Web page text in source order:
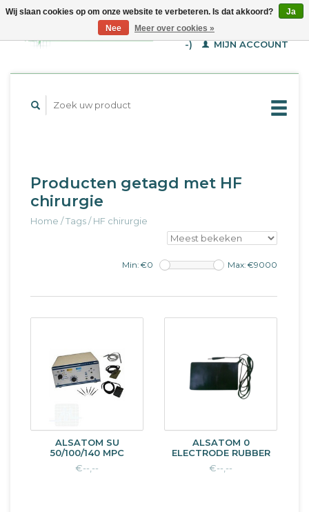
WINKELWAGEN (€--,-
-)
MIJN ACCOUNT
Producten getagd met HF
chirurgie
Home /Tags/HF chirurgie
Min: €0 Max: €9000
ALSATOM SU
50/100/140 MPC
€--,--
ALSATOM 0
ELECTRODE RUBBER
€--,--
Wij slaan cookies op om onze website te verbeteren. Is dat akkoord?
Ja
Nee
Meer over cookies »